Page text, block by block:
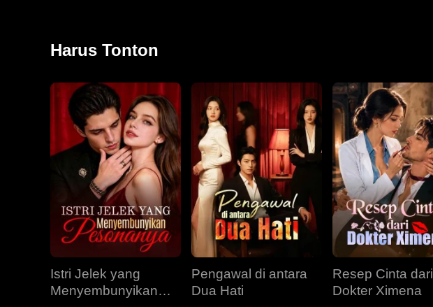
Harus Tonton
Istri Jelek yang
Menyembunyikan
Pengawal di antara
Dua Hati
Resep Cinta dari
Dokter Ximena